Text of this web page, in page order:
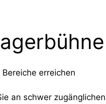
erreichen
an schwer